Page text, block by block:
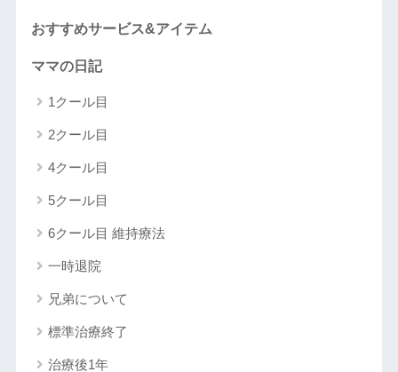
おすすめサービス&アイテム
ママの日記
1クール目
2クール目
4クール目
5クール目
6クール目 維持療法
一時退院
兄弟について
標準治療終了
治療後1年